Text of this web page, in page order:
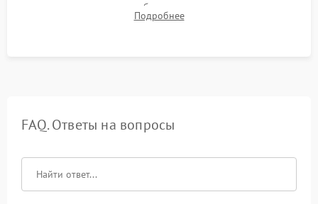
компрессора, отсутствия обмерзания стенок и корректного
срабатывания системы автоматической оттайки.
Подробнее
FAQ. Ответы на вопросы